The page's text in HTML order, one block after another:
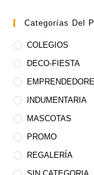
Categorías Del
COLEGIOS
DECO-FIESTA
INDUMENTARIA
MASCOTAS
PROMO
REGALERÍA